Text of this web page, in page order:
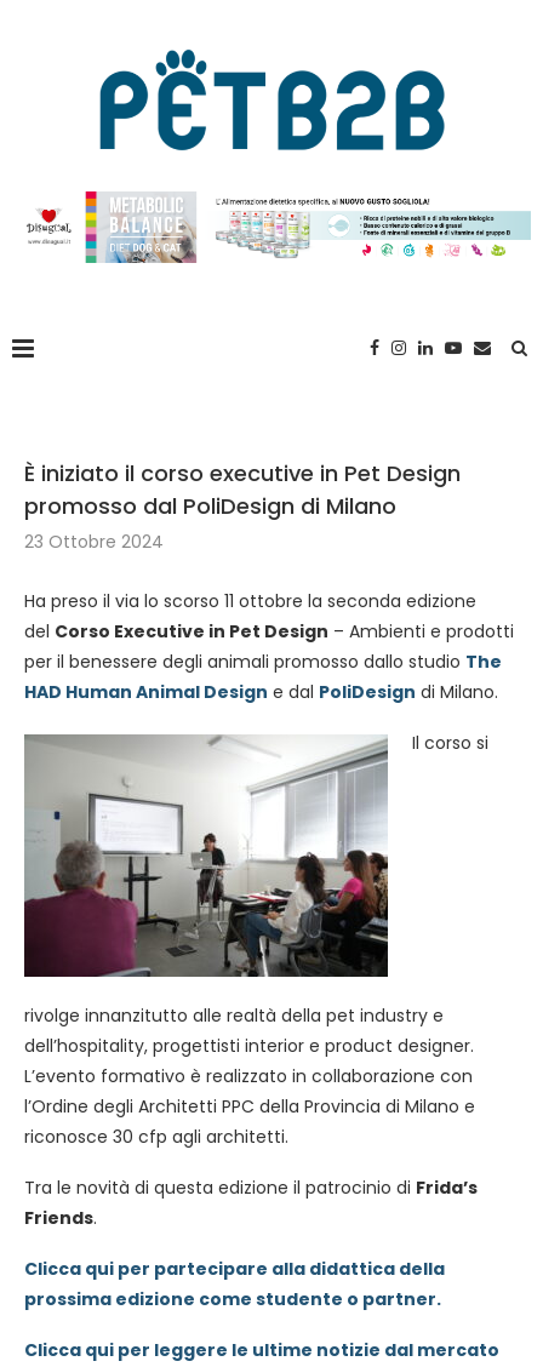
È iniziato il corso executive in Pet Design
promosso dal PoliDesign di Milano
23 Ottobre 2024
Ha preso il via lo scorso 11 ottobre la seconda edizione
del Corso Executive in Pet Design – Ambienti e prodotti
per il benessere degli animali promosso dallo studio The
HAD Human Animal Design e dal PoliDesign di Milano.
Il corso si
rivolge innanzitutto alle realtà della pet industry e
dell’hospitality, progettisti interior e product designer.
L’evento formativo è realizzato in collaborazione con
l’Ordine degli Architetti PPC della Provincia di Milano e
riconosce 30 cfp agli architetti.
Tra le novità di questa edizione il patrocinio di Frida’s
Friends.
Clicca qui per partecipare alla didattica della
prossima edizione come studente o partner.
Clicca qui per leggere le ultime notizie dal mercato